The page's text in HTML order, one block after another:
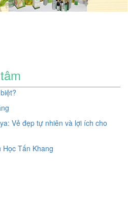
Vẻ đẹp tự nhiên và lợi ích cho
Học Tấn Khang